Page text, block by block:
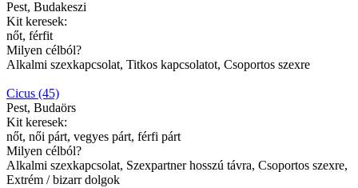
Pest, Budakeszi
Kit keresek:
nőt, férfit
Milyen célból?
Alkalmi szexkapcsolat, Titkos kapcsolatot, Csoportos szexre
Cicus (45)
Pest, Budaörs
Kit keresek:
nőt, női párt, vegyes párt, férfi párt
Milyen célból?
Alkalmi szexkapcsolat, Szexpartner hosszú távra, Csoportos szexre,
Extrém / bizarr dolgok